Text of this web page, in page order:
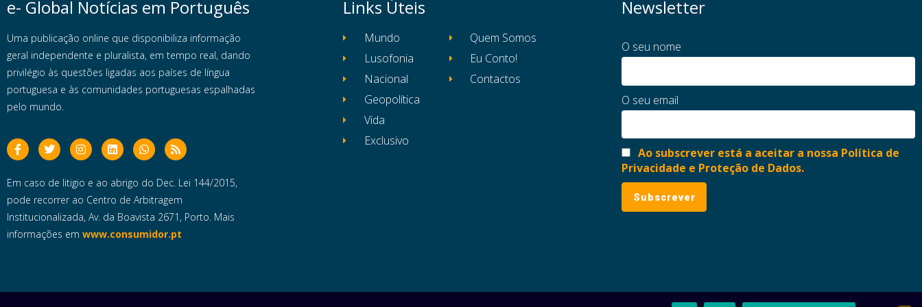
e- Global Notícias em Português
Uma publicação online que disponibiliza informação
geral independente e pluralista, em tempo real, dando
privilégio às questões ligadas aos países de língua
portuguesa e às comunidades portuguesas espalhadas
pelo mundo.
Em caso de litigio e ao abrigo do Dec. Lei 144/2015,
pode recorrer ao Centro de Arbitragem
Institucionalizada, Av. da Boavista 2671, Porto. Mais
informações em www.consumidor.pt
Links Úteis
Mundo
Lusofonia
Nacional
Geopolítica
Vida
Exclusivo
Quem Somos
Eu Conto!
Contactos
Newsletter
O seu nome
O seu email
Ao subscrever está a aceitar a nossa Política de
Privacidade e Proteção de Dados.